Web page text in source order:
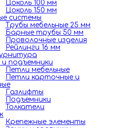
Цоколь 100 мм
Цоколь 150 мм
системы
Трубы мебельные 25 мм
Барные трубы 50 мм
Проволочные изделия
Рейлинги 16 мм
подъемники
Петли мебельные
Петли карточные и
Газлифты
Подъемники
Толкатели
Крепежные элементы